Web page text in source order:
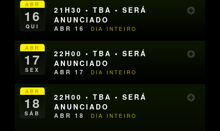
ABR
16
QUI
21H30 • TBA • SERÁ
ANUNCIADO
ABR 16 DIA INTEIRO
ABR
17
SEX
22H00 • TBA • SERÁ
ANUNCIADO
ABR 17 DIA INTEIRO
ABR
18
SÁB
22H00 • TBA • SERÁ
ANUNCIADO
ABR 18 DIA INTEIRO